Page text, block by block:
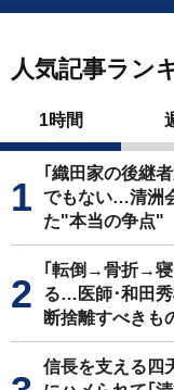
人気記事ラン
1時間
｢織田家の後継
でもない…清洲
た"本当の争点"
｢転倒→骨折→寝
る…医師･和田
断捨離すべきも
信長を支える四